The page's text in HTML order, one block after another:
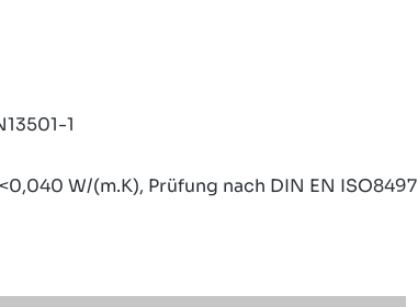
1
W/(m.K), Prüfung nach DIN EN ISO8497